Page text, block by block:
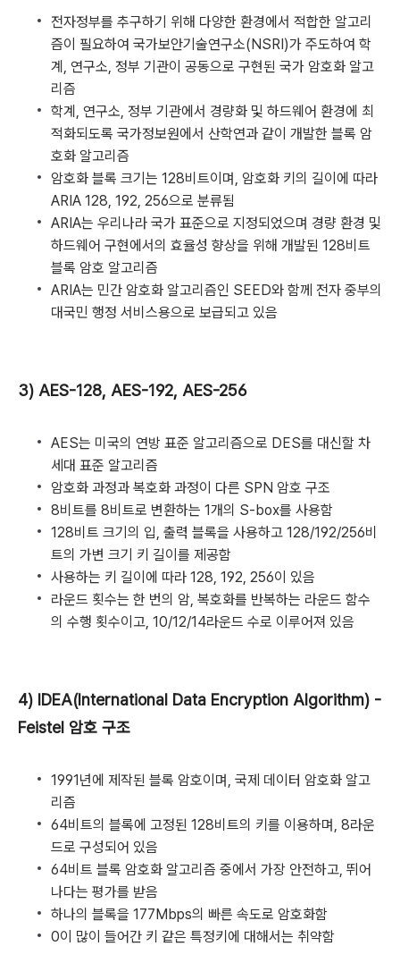
전자정부를 추구하기 위해 다양한 환경에서 적합한 알고리
즘이 필요하여 국가보안기술연구소(NSRI)가 주도하여 학
계, 연구소, 정부 기관이 공동으로 구현된 국가 암호화 알고
리즘
학계, 연구소, 정부 기관에서 경량화 및 하드웨어 환경에 최
적화되도록 국가정보원에서 산학연과 같이 개발한 블록 암
호화 알고리즘
암호화 블록 크기는 128비트이며, 암호화 키의 길이에 따라
ARIA 128, 192, 256으로 분류됨
ARIA는 우리나라 국가 표준으로 지정되었으며 경량 환경 및
하드웨어 구현에서의 효율성 향상을 위해 개발된 128비트
블록 암호 알고리즘
ARIA는 민간 암호화 알고리즘인 SEED와 함께 전자 중부의
대국민 행정 서비스용으로 보급되고 있음
3) AES-128, AES-192, AES-256
AES는 미국의 연방 표준 알고리즘으로 DES를 대신할 차
세대 표준 알고리즘
암호화 과정과 복호화 과정이 다른 SPN 암호 구조
8비트를 8비트로 변환하는 1개의 S-box를 사용함
128비트 크기의 입, 출력 블록을 사용하고 128/192/256비
트의 가변 크기 키 길이를 제공함
사용하는 키 길이에 따라 128, 192, 256이 있음
라운드 횟수는 한 번의 암, 복호화를 반복하는 라운드 함수
의 수행 횟수이고, 10/12/14라운드 수로 이루어져 있음
4) IDEA(International Data Encryption Algorithm) -
Feistel 암호 구조
1991년에 제작된 블록 암호이며, 국제 데이터 암호화 알고
리즘
64비트의 블록에 고정된 128비트의 키를 이용하며, 8라운
드로 구성되어 있음
64비트 블록 암호화 알고리즘 중에서 가장 안전하고, 뛰어
나다는 평가를 받음
하나의 블록을 177Mbps의 빠른 속도로 암호화함
0이 많이 들어간 키 같은 특정키에 대해서는 취약함